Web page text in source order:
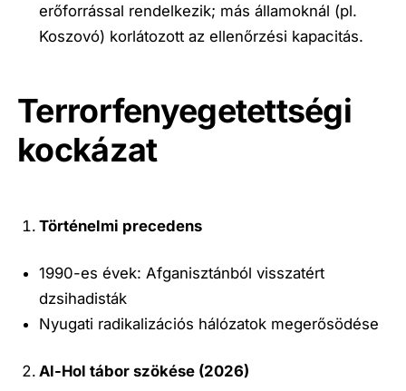
erőforrással rendelkezik; más államoknál (pl.
Koszovó) korlátozott az ellenőrzési kapacitás.
Terrorfenyegetettségi
kockázat
Történelmi precedens
1990-es évek: Afganisztánból visszatért
dzsihadisták
Nyugati radikalizációs hálózatok megerősödése
Al-Hol tábor szökése (2026)